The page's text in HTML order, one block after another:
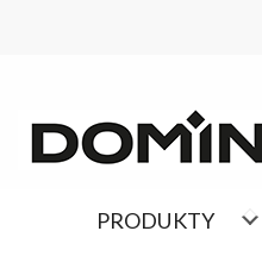
PRODUKTY